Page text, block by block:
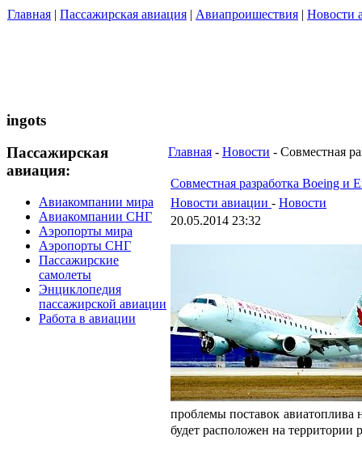
Главная | Пассажирская авиация | Авиапроишествия | Новости
ingots
Пассажирская
авиация:
Авиакомпании мира
Авиакомпании СНГ
Аэропорты мира
Аэропорты СНГ
Пассажирские
самолеты
Энциклопедия
пассажирской авиации
Работа в авиации
Главная - Новости - Совместная
Совместная разработка Boeing и
Новости авиации - Новости
20.05.2014 23:32
проблемы поставок авиатоплива
будет расположен на